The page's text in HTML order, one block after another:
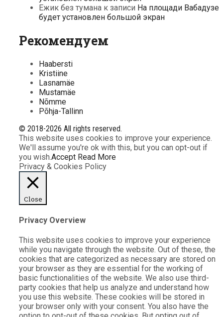
Ежик без тумана к записи На площади Вабадузе
будет установлен большой экран
Рекомендуем
Haabersti
Kristiine
Lasnamäe
Mustamäe
Nõmme
Põhja-Tallinn
© 2018-2026 All rights reserved.
This website uses cookies to improve your experience.
We'll assume you're ok with this, but you can opt-out if
you wish.Accept Read More
Privacy & Cookies Policy
Close
Privacy Overview
This website uses cookies to improve your experience
while you navigate through the website. Out of these, the
cookies that are categorized as necessary are stored on
your browser as they are essential for the working of
basic functionalities of the website. We also use third-
party cookies that help us analyze and understand how
you use this website. These cookies will be stored in
your browser only with your consent. You also have the